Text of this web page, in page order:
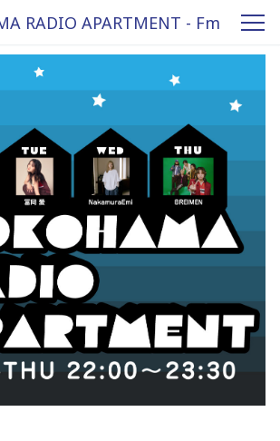
RADIO APARTMENT - Fm
84.7